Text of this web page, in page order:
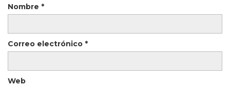
Nombre *
Correo electrónico *
Web